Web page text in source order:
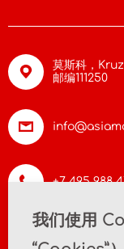
莫斯科，
邮编111250
+7 495 988
我们使用